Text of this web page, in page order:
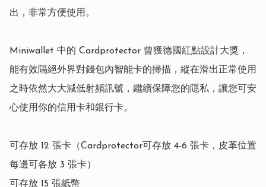
出，非常方便使用。
Miniwallet 中的 Cardprotector 曾獲德國紅點設計大獎，
能有效隔絕外界對錢包內智能卡的掃描，縱在滑出正常使用
之時依然大大減低射頻訊號，繼續保障您的隱私，讓您可安
心使用你的信用卡和銀行卡。
可存放 12 張卡（Cardprotector可存放 4-6 張卡，皮革位置
每邊可各放 3 張卡）
可存放 15 張紙幣